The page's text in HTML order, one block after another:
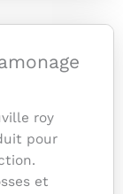
roy
pour
et